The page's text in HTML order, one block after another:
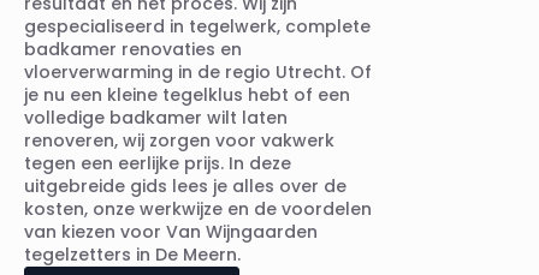
gespecialiseerd in tegelwerk, complete
badkamer renovaties en
vloerverwarming in de regio Utrecht. Of
je nu een kleine tegelklus hebt of een
volledige badkamer wilt laten
renoveren, wij zorgen voor vakwerk
tegen een eerlijke prijs. In deze
uitgebreide gids lees je alles over de
kosten, onze werkwijze en de voordelen
van kiezen voor Van Wijngaarden
tegelzetters in De Meern.